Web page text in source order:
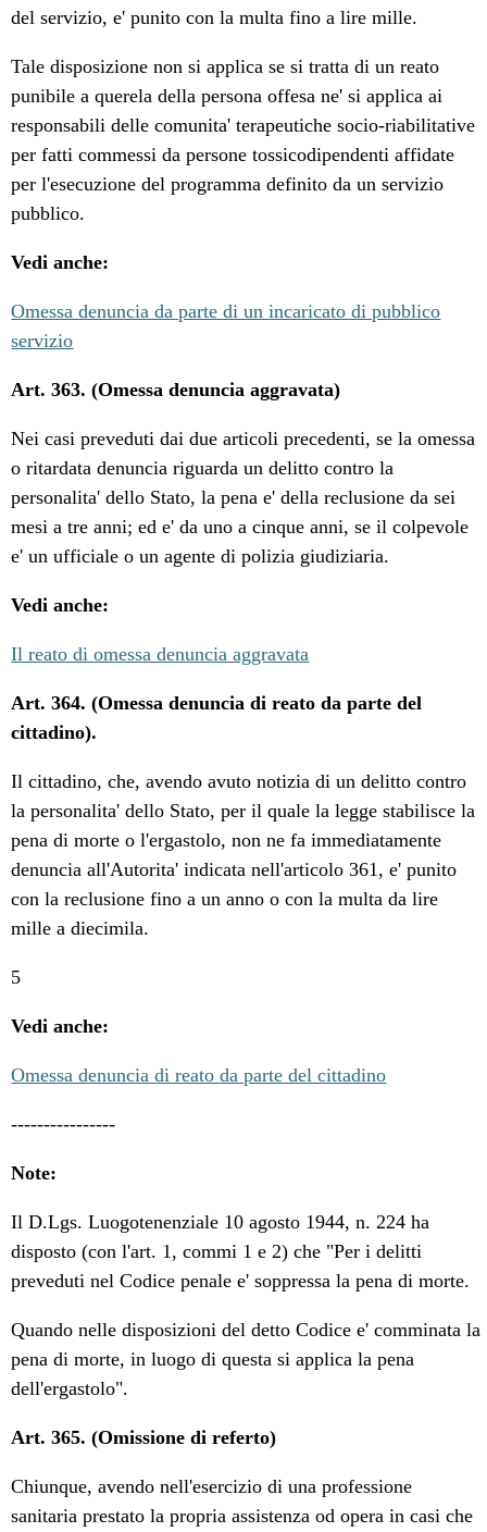
del servizio, e' punito con la multa fino a lire mille.
Tale disposizione non si applica se si tratta di un reato
punibile a querela della persona offesa ne' si applica ai
responsabili delle comunita' terapeutiche socio-riabilitative
per fatti commessi da persone tossicodipendenti affidate
per l'esecuzione del programma definito da un servizio
pubblico.
Vedi anche:
Omessa denuncia da parte di un incaricato di pubblico
servizio
Art. 363. (Omessa denuncia aggravata)
Nei casi preveduti dai due articoli precedenti, se la omessa
o ritardata denuncia riguarda un delitto contro la
personalita' dello Stato, la pena e' della reclusione da sei
mesi a tre anni; ed e' da uno a cinque anni, se il colpevole
e' un ufficiale o un agente di polizia giudiziaria.
Vedi anche:
Il reato di omessa denuncia aggravata
Art. 364. (Omessa denuncia di reato da parte del
cittadino).
Il cittadino, che, avendo avuto notizia di un delitto contro
la personalita' dello Stato, per il quale la legge stabilisce la
pena di morte o l'ergastolo, non ne fa immediatamente
denuncia all'Autorita' indicata nell'articolo 361, e' punito
con la reclusione fino a un anno o con la multa da lire
mille a diecimila.
5
Vedi anche:
Omessa denuncia di reato da parte del cittadino
----------------
Note:
Il D.Lgs. Luogotenenziale 10 agosto 1944, n. 224 ha
disposto (con l'art. 1, commi 1 e 2) che "Per i delitti
preveduti nel Codice penale e' soppressa la pena di morte.
Quando nelle disposizioni del detto Codice e' comminata la
pena di morte, in luogo di questa si applica la pena
dell'ergastolo".
Art. 365. (Omissione di referto)
Chiunque, avendo nell'esercizio di una professione
sanitaria prestato la propria assistenza od opera in casi che